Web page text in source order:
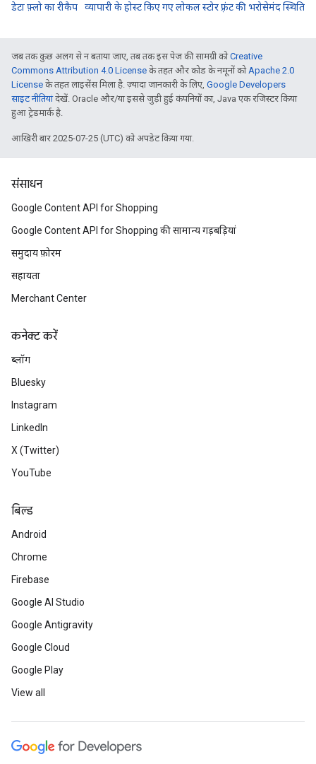
डेटा फ़्लो का रीकैप
व्यापारी के होस्ट किए गए लोकल स्टोर फ़्रंट की भरोसेमंद स्थिति
जब तक कुछ अलग से न बताया जाए, तब तक इस पेज की सामग्री कोCreative
Commons Attribution 4.0 License के तहत और कोड के नमूनों कोApache 2.0
License के तहत लाइसेंस मिला है. ज़्यादा जानकारी के लिए, Google Developers
साइट नीतियांदेखें. Oracle और/या इससे जुड़ी हुई कंपनियों का, Java एक रजिस्टर किया
हुआ ट्रेडमार्क है.
आखिरी बार 2025-07-25 (UTC) को अपडेट किया गया.
संसाधन
Google Content API for Shopping
Google Content API for Shopping की सामान्य गड़बड़ियां
समुदाय फ़ोरम
सहायता
Merchant Center
कनेक्ट करें
ब्लॉग
Bluesky
Instagram
LinkedIn
X (Twitter)
YouTube
बिल्ड
Android
Chrome
Firebase
Google AI Studio
Google Antigravity
Google Cloud
Google Play
View all